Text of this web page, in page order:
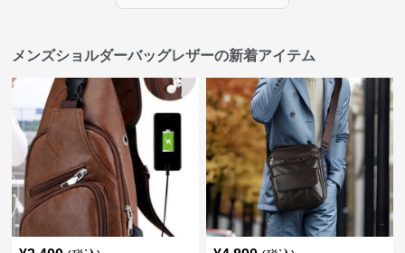
メンズショルダーバッグレザーの新着アイテム